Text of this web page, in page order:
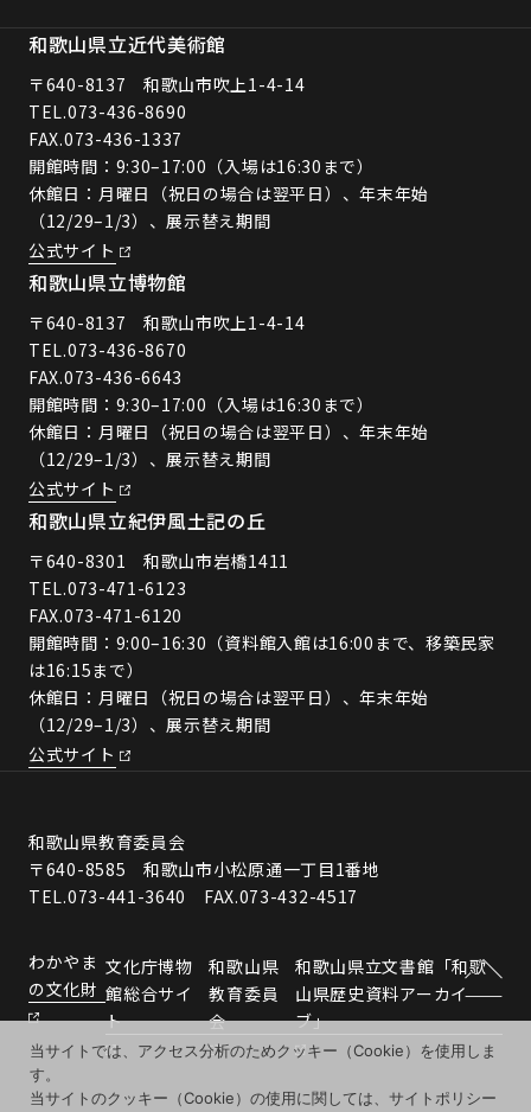
和歌山県立近代美術館
〒640-8137 和歌山市吹上1-4-14
TEL.073-436-8690
FAX.073-436-1337
開館時間：9:30–17:00（入場は16:30まで）
休館日：月曜日（祝日の場合は翌平日）、年末年始
（12/29–1/3）、展示替え期間
公式サイト
和歌山県立博物館
〒640-8137 和歌山市吹上1-4-14
TEL.073-436-8670
FAX.073-436-6643
開館時間：9:30–17:00（入場は16:30まで）
休館日：月曜日（祝日の場合は翌平日）、年末年始
（12/29–1/3）、展示替え期間
公式サイト
和歌山県立紀伊風土記の丘
〒640-8301 和歌山市岩橋1411
TEL.073-471-6123
FAX.073-471-6120
開館時間：9:00–16:30（資料館入館は16:00まで、移築民家
は16:15まで）
休館日：月曜日（祝日の場合は翌平日）、年末年始
（12/29–1/3）、展示替え期間
公式サイト
和歌山県教育委員会
〒640-8585 和歌山市小松原通一丁目1番地
TEL.073-441-3640 FAX.073-432-4517
わかやま
の文化財
文化庁博物
館総合サイ
ト
和歌山県
教育委員
会
和歌山県立文書館「和歌
山県歴史資料アーカイ
ブ」
当サイトでは、アクセス分析のためクッキー（Cookie）を使用しま
す。
当サイトのクッキー（Cookie）の使用に関しては、サイトポリシー